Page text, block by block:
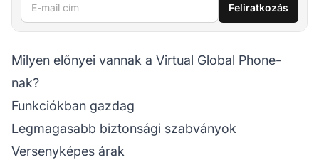
E-mail cím Feliratkozás
Milyen előnyei vannak a Virtual Global Phone-
nak?
Funkciókban gazdag
Legmagasabb biztonsági szabványok
Versenyképes árak